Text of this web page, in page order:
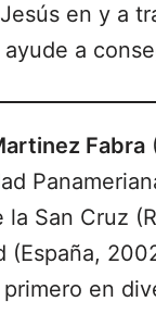
en y a
a
Fabra
San Cruz
(España,
en